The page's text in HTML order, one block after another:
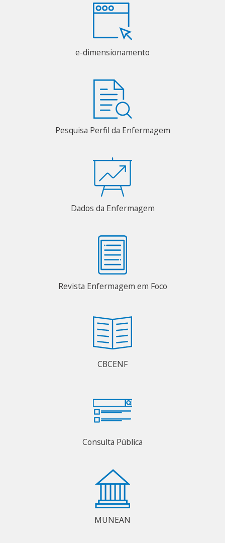
e-dimensionamento
Pesquisa Perfil da Enfermagem
Dados da Enfermagem
Revista Enfermagem em Foco
CBCENF
Consulta Pública
MUNEAN